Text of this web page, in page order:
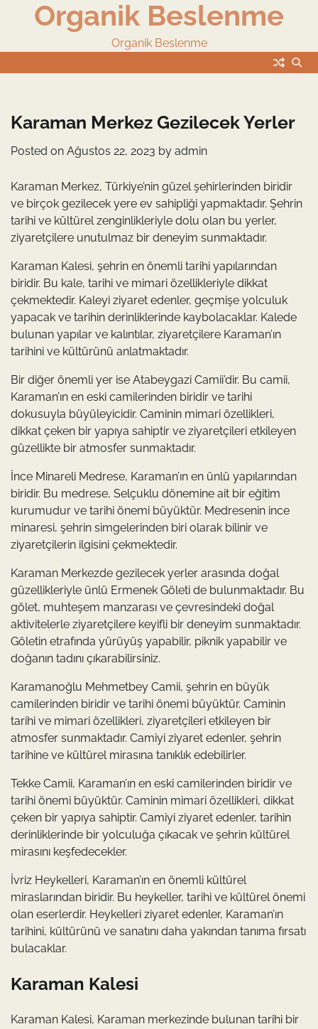
Organik Beslenme
Organik Beslenme
Karaman Merkez Gezilecek Yerler
Posted on Ağustos 22, 2023 by admin
Karaman Merkez, Türkiye’nin güzel şehirlerinden biridir
ve birçok gezilecek yere ev sahipliği yapmaktadır. Şehrin
tarihi ve kültürel zenginlikleriyle dolu olan bu yerler,
ziyaretçilere unutulmaz bir deneyim sunmaktadır.
Karaman Kalesi, şehrin en önemli tarihi yapılarından
biridir. Bu kale, tarihi ve mimari özellikleriyle dikkat
çekmektedir. Kaleyi ziyaret edenler, geçmişe yolculuk
yapacak ve tarihin derinliklerinde kaybolacaklar. Kalede
bulunan yapılar ve kalıntılar, ziyaretçilere Karaman’ın
tarihini ve kültürünü anlatmaktadır.
Bir diğer önemli yer ise Atabeygazi Camii’dir. Bu camii,
Karaman’ın en eski camilerinden biridir ve tarihi
dokusuyla büyüleyicidir. Caminin mimari özellikleri,
dikkat çeken bir yapıya sahiptir ve ziyaretçileri etkileyen
güzellikte bir atmosfer sunmaktadır.
İnce Minareli Medrese, Karaman’ın en ünlü yapılarından
biridir. Bu medrese, Selçuklu dönemine ait bir eğitim
kurumudur ve tarihi önemi büyüktür. Medresenin ince
minaresi, şehrin simgelerinden biri olarak bilinir ve
ziyaretçilerin ilgisini çekmektedir.
Karaman Merkezde gezilecek yerler arasında doğal
güzellikleriyle ünlü Ermenek Göleti de bulunmaktadır. Bu
gölet, muhteşem manzarası ve çevresindeki doğal
aktivitelerle ziyaretçilere keyifli bir deneyim sunmaktadır.
Göletin etrafında yürüyüş yapabilir, piknik yapabilir ve
doğanın tadını çıkarabilirsiniz.
Karamanoğlu Mehmetbey Camii, şehrin en büyük
camilerinden biridir ve tarihi önemi büyüktür. Caminin
tarihi ve mimari özellikleri, ziyaretçileri etkileyen bir
atmosfer sunmaktadır. Camiyi ziyaret edenler, şehrin
tarihine ve kültürel mirasına tanıklık edebilirler.
Tekke Camii, Karaman’ın en eski camilerinden biridir ve
tarihi önemi büyüktür. Caminin mimari özellikleri, dikkat
çeken bir yapıya sahiptir. Camiyi ziyaret edenler, tarihin
derinliklerinde bir yolculuğa çıkacak ve şehrin kültürel
mirasını keşfedecekler.
İvriz Heykelleri, Karaman’ın en önemli kültürel
miraslarından biridir. Bu heykeller, tarihi ve kültürel önemi
olan eserlerdir. Heykelleri ziyaret edenler, Karaman’ın
tarihini, kültürünü ve sanatını daha yakından tanıma fırsatı
bulacaklar.
Karaman Kalesi
Karaman Kalesi, Karaman merkezinde bulunan tarihi bir